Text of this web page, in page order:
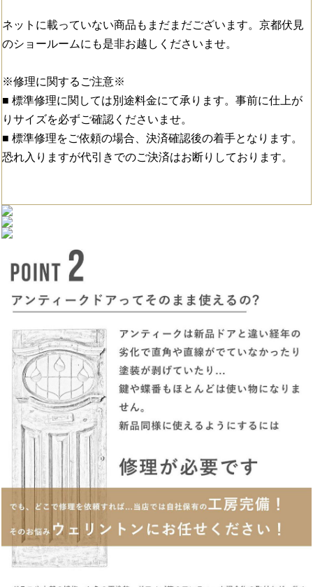
ネットに載っていない商品もまだまだございます。京都伏見
のショールームにも是非お越しくださいませ。
※修理に関するご注意※
■ 標準修理に関しては別途料金にて承ります。事前に仕上が
りサイズを必ずご確認くださいませ。
■ 標準修理をご依頼の場合、決済確認後の着手となります。
恐れ入りますが代引きでのご決済はお断りしております。